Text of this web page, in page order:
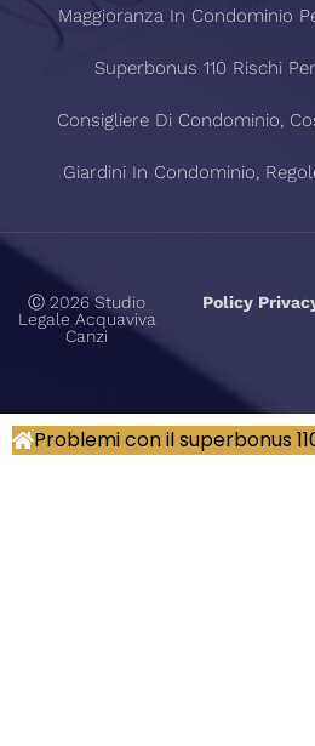
Maggioranza In Condominio
Superbonus 110 Rischi
Consigliere Di Condominio,
Giardini In Condominio,
Ⓒ 2026 Studio
Legale Acquaviva
Canzi
Policy
Problemi con il superbonus